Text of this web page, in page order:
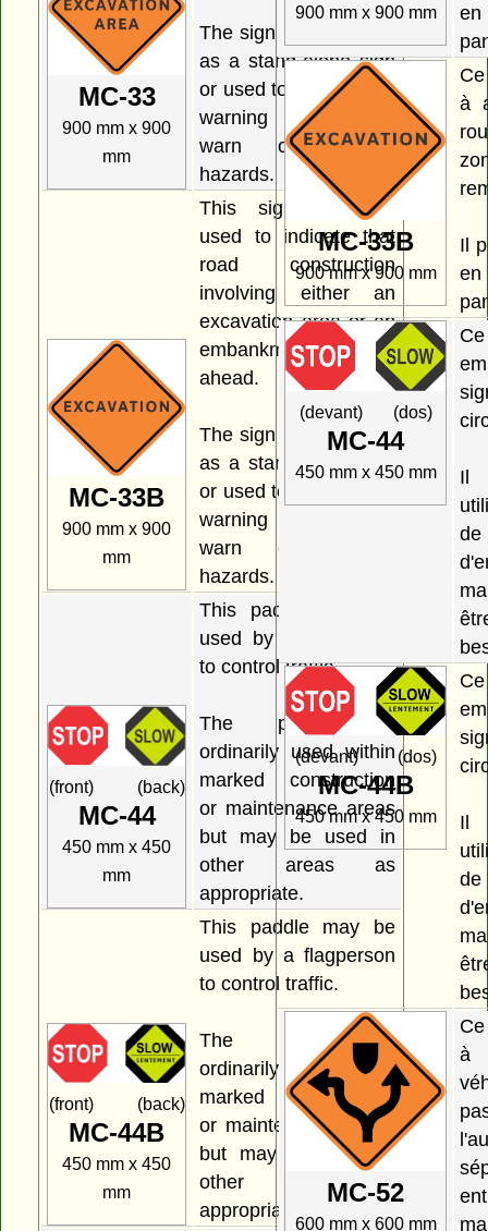
MC-33
900 mm x 900
mm
The sign may be used
as a stand-alone sign
or used to supplement
warning signs that
warn of specific
hazards.
MC-33B
900 mm x 900
mm
This sign may be
used to indicate that
road construction
involving either an
excavation area or an
embankment area lies
ahead.
The sign may be used
as a stand-alone sign
or used to supplement
warning signs that
warn of specific
hazards.
(front) (back)
MC-44
450 mm x 450
mm
This paddle may be
used by a flagperson
to control traffic.
The paddle is
ordinarily used within
marked construction
or maintenance areas
but may be used in
other areas as
appropriate.
(front) (back)
MC-44B
450 mm x 450
mm
This paddle may be
used by a flagperson
to control traffic.
The paddle is
ordinarily used within
marked construction
or maintenance areas
but may be used in
other areas as
appropriate.
900 mm x 900 mm
MC-33B
900 mm x 900 mm
à
Il
(devant) (dos)
MC-44
450 mm x 450 mm
Il
(devant) (dos)
MC-44B
450 mm x 450 mm
Il
MC-52
600 mm x 600 mm
à